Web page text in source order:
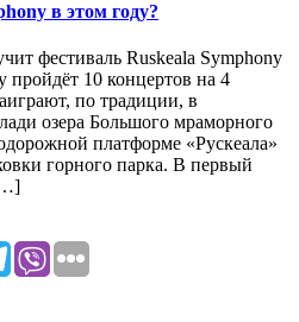
в этом году?
фестиваль Ruskeala Symphony
пройдёт 10 концертов на 4
по традиции, в
озера Большого мраморного
платформе «Рускеала»
горного парка. В первый